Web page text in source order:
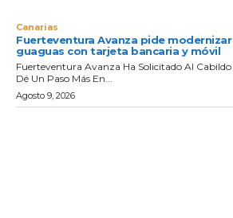
Canarias
Fuerteventura Avanza pide
guaguas con tarjeta bancaria y móvil
Fuerteventura Avanza Ha Solicitado Al
Dé Un Paso Más En...
Agosto 9, 2026